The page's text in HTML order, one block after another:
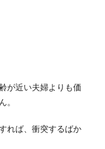
が近い夫婦よりも価
。
れば、衝突するばか